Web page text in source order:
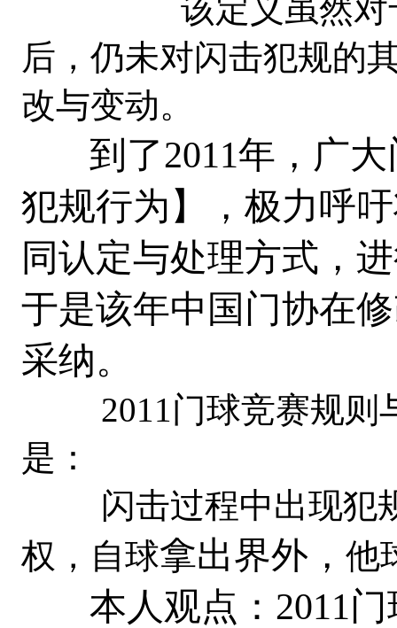
该定义虽然对于门
后，仍未对闪击犯规的
改与变动。
到了2011年，广大
犯规行为】，极力呼
同认定与处理方式，
于是该年中国门协在
采纳。
2011门球竞赛规则
是：
闪击过程中出现犯规
权，自球拿出界外， 他
本人观点：2011门